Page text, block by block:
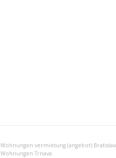
Wohnungen vermietung (angebot)
Wohnungen Trnava